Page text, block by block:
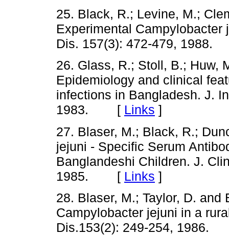
25. Black, R.; Levine, M.;
Experimental
Dis. 157(3): 472-479,
26. Glass, R.; Stoll, B.; Huw,
Epidemiology and clinical
infections in Bangladesh. J.
1983. [ Links ]
27. Blaser, M.; Black, R.;
jejuni - Specific Serum
Banglandeshi Children. J.
1985. [ Links ]
28. Blaser, M.; Taylor, D.
Campylobacter jejuni in a
Dis.153(2): 249-254,